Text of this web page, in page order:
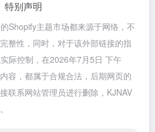
特别声明
Shopify主题市场都来源于网络，不
整性，同时，对于该外部链接的指
际控制，在2026年7月5日 下午
容，都属于合规合法，后期网页的
联系网站管理员进行删除，KJNAV